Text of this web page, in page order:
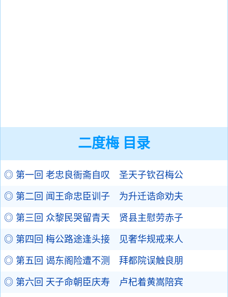
二度梅 目录
◎ 第一回 老忠良衙斋自叹 圣天子钦召梅公
◎ 第二回 闻王命忠臣训子 为升迁诰命劝夫
◎ 第三回 众黎民哭留青天 贤县主慰劳赤子
◎ 第四回 梅公路途逢头接 见奢华规戒来人
◎ 第五回 谒东阁险遭不测 拜都院误触良朋
◎ 第六回 天子命朝臣庆寿 卢杞着黄嵩陪宾